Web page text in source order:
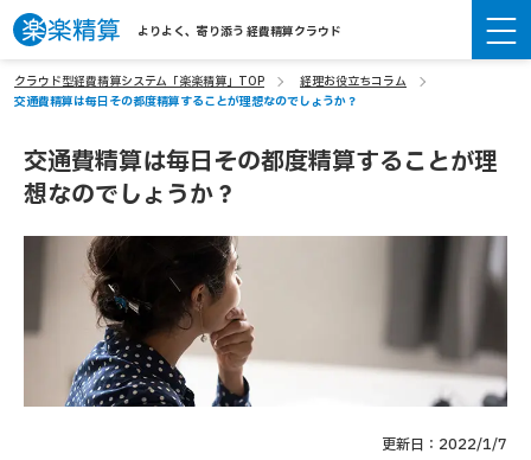
よりよく、寄り添う 経費精算クラウド
クラウド型経費精算システム「楽楽精算」TOP
経理お役立ちコラム
交通費精算は毎日その都度精算することが理想なのでしょうか？
交通費精算は毎日その都度精算することが理
想なのでしょうか？
更新日：2022/1/7